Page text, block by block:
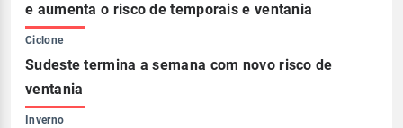
e aumenta o risco de temporais e ventania
Ciclone
Sudeste termina a semana com novo risco de
ventania
Inverno